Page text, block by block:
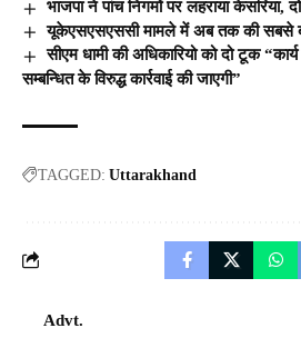
भाजपा ने पांच निगमों पर लहराया केसरिया,
यूकेएसएसएससी मामले में अब तक की सबसे
सीएम धामी की अधिकारियो को दो टूक
सम्बन्धित के विरुद्ध कार्रवाई की जाएगी”
TAGGED: Uttarakhand
Advt.